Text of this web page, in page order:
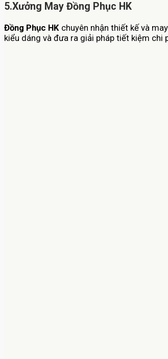
5.Xưởng May Đồng Phục HK
Đồng Phục HK chuyên nhận thiết kế và
kiểu dáng và đưa ra giải pháp tiết kiệm chi